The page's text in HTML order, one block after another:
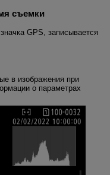
съемки
GPS, записывается
в изображения при
о параметрах